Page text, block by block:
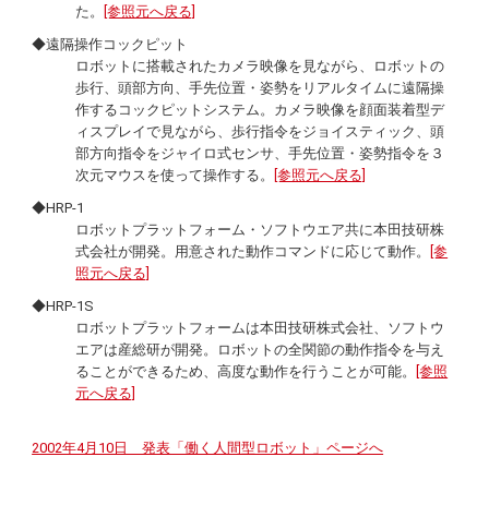
た。
[参照元へ戻る]
◆遠隔操作コックピット
ロボットに搭載されたカメラ映像を見ながら、ロボットの
歩行、頭部方向、手先位置・姿勢をリアルタイムに遠隔操
作するコックピットシステム。カメラ映像を顔面装着型デ
ィスプレイで見ながら、歩行指令をジョイスティック、頭
部方向指令をジャイロ式センサ、手先位置・姿勢指令を３
次元マウスを使って操作する。
[参照元へ戻る]
◆HRP-1
ロボットプラットフォーム・ソフトウエア共に本田技研株
式会社が開発。用意された動作コマンドに応じて動作。
[参
照元へ戻る]
◆HRP-1S
ロボットプラットフォームは本田技研株式会社、ソフトウ
エアは産総研が開発。ロボットの全関節の動作指令を与え
ることができるため、高度な動作を行うことが可能。
[参照
元へ戻る]
2002年4月10日 発表「働く人間型ロボット」ページへ